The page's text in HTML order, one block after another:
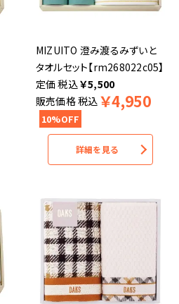
MIZUITO 澄み渡るみずいと
タオルセット【rm268022c05】
税込￥5,500
販売価格税込 ￥4,950
10%OFF
詳細を見る